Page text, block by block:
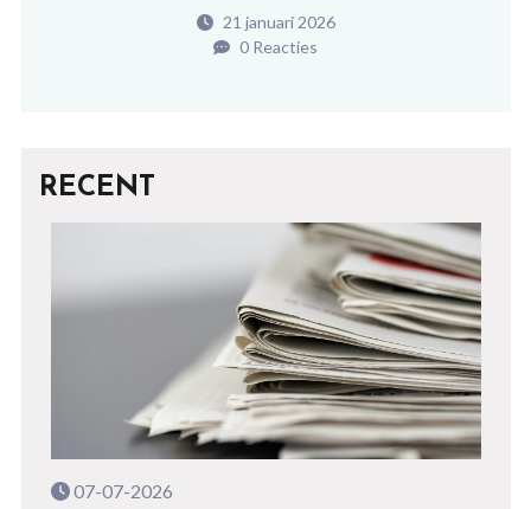
21 januari 2026
0 Reacties
RECENT
07-07-2026